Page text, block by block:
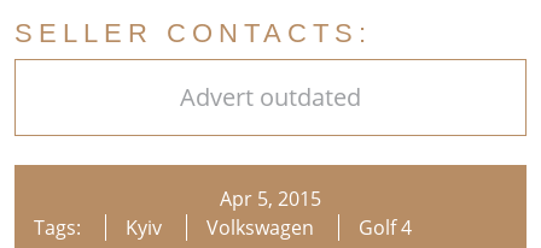
SELLER CONTACTS:
Advert outdated
Apr 5, 2015
Tags:
Kyiv Volkswagen Golf 4